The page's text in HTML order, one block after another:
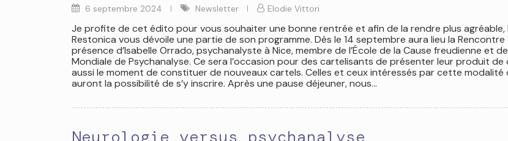
6 septembre 2024 Newsletter Elodie Vittori
Je profite de cet édito pour vous souhaiter une bonne rentrée et afin de la rendre plus agréable,
Restonica vous dévoile une partie de son programme. Dès le 14 septembre aura lieu la
présence d’Isabelle Orrado, psychanalyste à Nice, membre de l’École de la Cause freudienne et
Mondiale de Psychanalyse. Ce sera l’occasion pour des cartelisants de présenter leur produit de
aussi le moment de constituer de nouveaux cartels. Celles et ceux intéressés par cette modalité
auront la possibilité de s’y inscrire. Après une pause déjeuner, nous…
Neurologie versus psychanalyse